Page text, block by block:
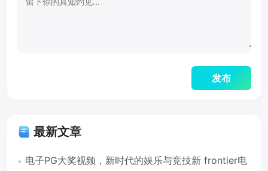
最新文章
电子PG大奖视频，新时代的娱乐与竞技新 frontier电